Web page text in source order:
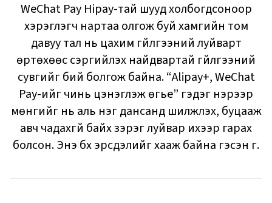
WeChat Pay Hipay-тай шууд холбогдсоноор
хэрэглэгч нартаа олгож буй хамгийн том
давуу тал нь цахим гүйлгээний луйварт
өртөхөөс сэргийлэх найдвартай гүйлгээний
сувгийг бий болгож байна. “Alipay+, WeChat
Pay-ийг чинь цэнэглэж өгье” гэдэг нэрээр
мөнгийг нь аль нэг дансанд шилжүүлэх, буцааж
авч чадахгүй байх зэрэг луйвар ихээр гарах
болсон. Энэ бүх эрсдэлийг хааж байна гэсэн үг.